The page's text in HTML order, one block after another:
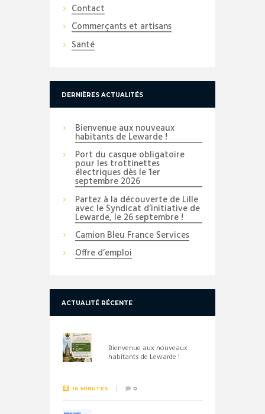
Contact
Commerçants et artisans
Santé
DERNIÈRES ACTUALITÉS
Bienvenue aux nouveaux
habitants de Lewarde !
Port du casque obligatoire
pour les trottinettes
électriques dès le 1er
septembre 2026
Partez à la découverte de Lille
avec le Syndicat d’initiative de
Lewarde, le 26 septembre !
Camion Bleu France Services
Offre d’emploi
ACTUALITÉ RÉCENTE
Bienvenue aux nouveaux
habitants de Lewarde !
16 MINUTES 0